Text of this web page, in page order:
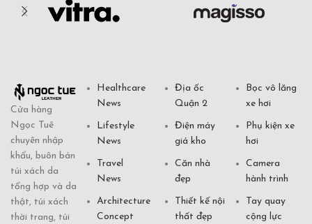
Cửa hàng
Ngọc Tuê
chuyên nhập
khẩu, buôn bán
túi xách da
tổng hợp và da
thật, túi xách
thời trang, túi
Healthcare
News
Lifestyle
News
Travel
News
Architecture
Concept
Địa ốc
Quận 2
Điện máy
giá kho
Căn nhà
đẹp
Thiết kế nội
thất đẹp
Bọc vô lăng
xe hơi
Phụ kiện xe
hơi
Camera
hành trình
Tay quay
cộng lực